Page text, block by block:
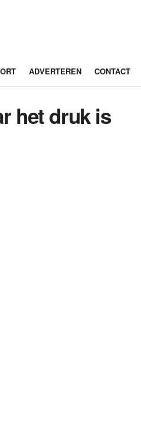
ADVERTEREN CONTACT
het druk is